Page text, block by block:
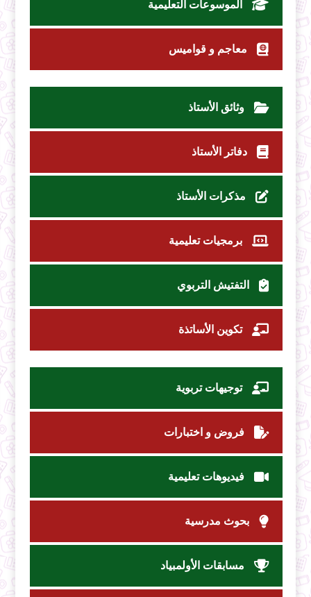
الموسوعات التعليمية
معاجم و قواميس
وثائق الأستاذ
دفاتر الأستاذ
مذكرات الأستاذ
برمجيات تعليمية
التفتيش التربوي
تكوين الأساتذة
توجيهات تربوية
فروض و اختبارات
فيديوهات تعليمية
بحوث مدرسية
مسابقات الأولمبياد